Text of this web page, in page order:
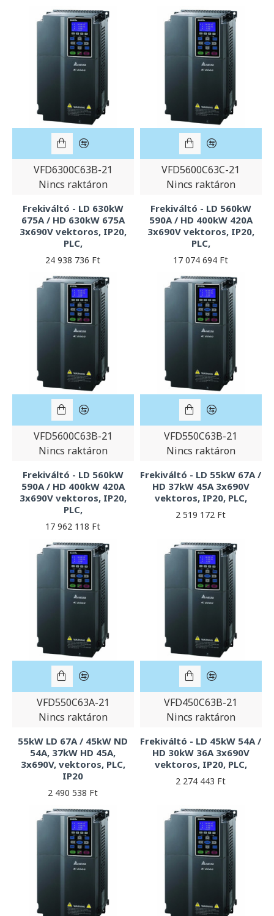
VFD6300C63B-21
Nincs raktáron
Frekiváltó - LD 630kW
675A / HD 630kW 675A
3x690V vektoros, IP20,
PLC,
24 938 736 Ft
VFD5600C63C-21
Nincs raktáron
Frekiváltó - LD 560kW
590A / HD 400kW 420A
3x690V vektoros, IP20,
PLC,
17 074 694 Ft
VFD5600C63B-21
Nincs raktáron
Frekiváltó - LD 560kW
590A / HD 400kW 420A
3x690V vektoros, IP20,
PLC,
17 962 118 Ft
VFD550C63B-21
Nincs raktáron
Frekiváltó - LD 55kW 67A /
HD 37kW 45A 3x690V
vektoros, IP20, PLC,
2 519 172 Ft
VFD550C63A-21
Nincs raktáron
55kW LD 67A / 45kW ND
54A, 37kW HD 45A,
3x690V, vektoros, PLC,
IP20
2 490 538 Ft
VFD450C63B-21
Nincs raktáron
Frekiváltó - LD 45kW 54A /
HD 30kW 36A 3x690V
vektoros, IP20, PLC,
2 274 443 Ft